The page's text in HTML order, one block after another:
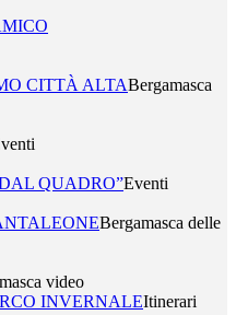
CITTÀ ALTABergamasca
QUADRO”Eventi
Bergamasca delle
video
INVERNALEItinerari